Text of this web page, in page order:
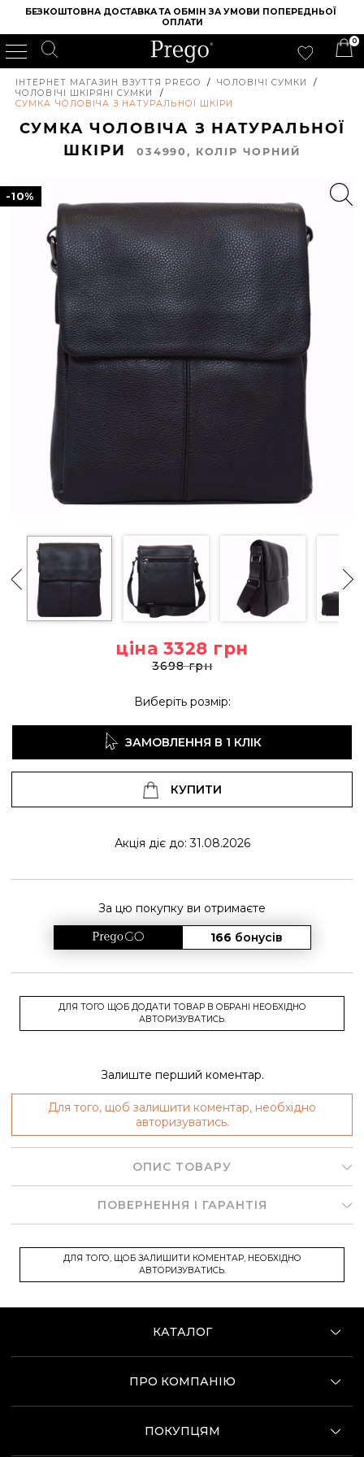
БЕЗКОШТОВНА ДОСТАВКА ТА ОБМІН ЗА УМОВИ ПОПЕРЕДНЬОЇ
ОПЛАТИ
0
ІНТЕРНЕТ МАГАЗИН ВЗУТТЯ PREGO / ЧОЛОВІЧІ СУМКИ
/
ЧОЛОВІЧІ ШКІРЯНІ СУМКИ
/
СУМКА ЧОЛОВІЧА З НАТУРАЛЬНОЇ ШКІРИ
СУМКА ЧОЛОВІЧА З НАТУРАЛЬНОЇ
ШКІРИ034990, КОЛIР ЧОРНИЙ
-10%
ціна 3328 грн
3698 грн
Виберіть розмір:
ЗАМОВЛЕННЯ В 1 КЛІК
КУПИТИ
Акція діє до: 31.08.2026
За цю покупку ви отримаєте
166 бонусів
ДЛЯ ТОГО ЩОБ ДОДАТИ ТОВАР В ОБРАНІ НЕОБХІДНО
АВТОРИЗУВАТИСЬ.
Залиште перший коментар.
Для того, щоб залишити коментар, необхідно
авторизуватись.
ОПИС ТОВАРУ
ПОВЕРНЕННЯ І ГАРАНТІЯ
ДЛЯ ТОГО, ЩОБ ЗАЛИШИТИ КОМЕНТАР, НЕОБХІДНО
АВТОРИЗУВАТИСЬ.
КАТАЛОГ
ПРО КОМПАНІЮ
ПОКУПЦЯМ